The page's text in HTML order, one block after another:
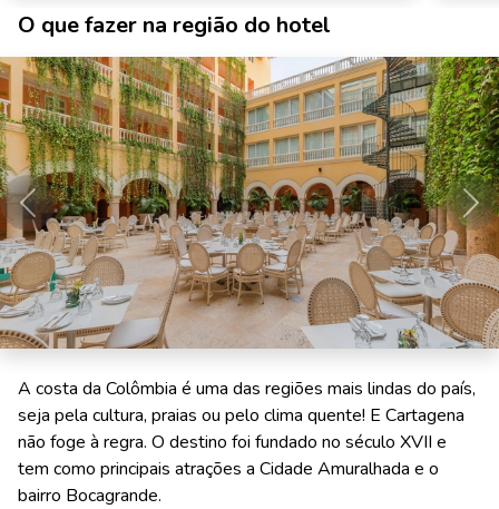
O que fazer na região do hotel
Anterior
A costa da Colômbia é uma das regiões mais lindas do país,
seja pela cultura, praias ou pelo clima quente! E Cartagena
não foge à regra. O destino foi fundado no século XVII e
tem como principais atrações a Cidade Amuralhada e o
bairro Bocagrande.